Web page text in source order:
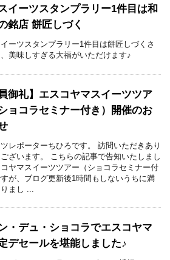
イーツスタンプラリー1件目は和
銘店 餅匠しづく
ーツスタンプラリー1件目は餅匠しづくさ
美味しすぎる大福がいただけます♪
員御礼】エスコヤマスイーツツア
ョコラセミナー付き）開催のお
レポーターちひろです。 訪問いただきあり
ざいます。 こちらの記事で告知いたしまし
ヤマスイーツツアー（ショコラセミナー付
が、ブログ更新後1時間もしないうちに満
まし ...
・デュ・ショコラでエスコヤマ
デセールを堪能しました♪